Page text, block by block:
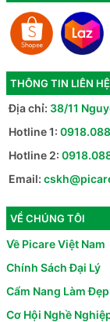
THÔNG TIN LIÊN HỆ
Địa chỉ: 38/11
Hotline 1:
Hotline 2:
Email:
VỀ CHÚNG TÔI
Về Picare Việt Nam
Chính Sách Đại Lý
Cẩm Nang Làm Đẹp
Cơ Hội Nghề